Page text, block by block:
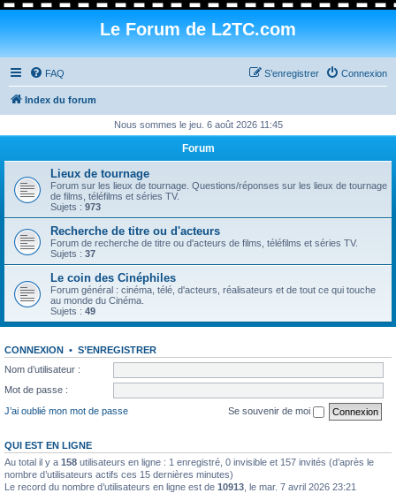
Le Forum de L2TC.com
FAQ Connexion
S’enregistrer
Index du forum
Nous sommes le jeu. 6 août 2026 11:45
Forum
Lieux de tournage
Forum sur les lieux de tournage. Questions/réponses sur les lieux de tournage
de films, téléfilms et séries TV.
Sujets : 973
Recherche de titre ou d'acteurs
Forum de recherche de titre ou d'acteurs de films, téléfilms et séries TV.
Sujets : 37
Le coin des Cinéphiles
Forum général : cinéma, télé, d'acteurs, réalisateurs et de tout ce qui touche
au monde du Cinéma.
Sujets : 49
CONNEXION • S’ENREGISTRER
Nom d’utilisateur :
Mot de passe :
J’ai oublié mon mot de passe
Se souvenir de moi
QUI EST EN LIGNE
Au total il y a 158 utilisateurs en ligne : 1 enregistré, 0 invisible et 157 invités (d’après le
nombre d’utilisateurs actifs ces 15 dernières minutes)
Le record du nombre d’utilisateurs en ligne est de 10913 , le mar. 7 avril 2026 23:21